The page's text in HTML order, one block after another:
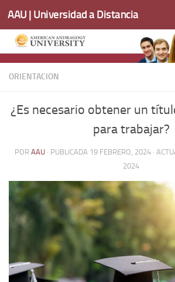
Saltar al contenido
AAU | Universidad a Distancia
ORIENTACION
¿Es necesario obtener un
para trabajar?
POR AAU · PUBLICADA 19 FEBRERO, 2024 ·
2024